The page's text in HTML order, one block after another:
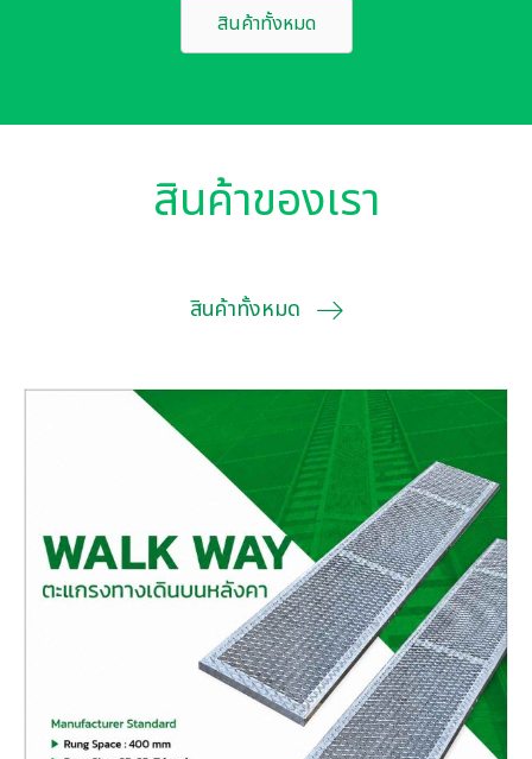
สินค้าทั้งหมด
สินค้าของเรา
สินค้าทั้งหมด